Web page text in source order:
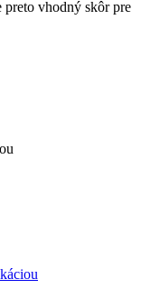
vhodný skôr pre